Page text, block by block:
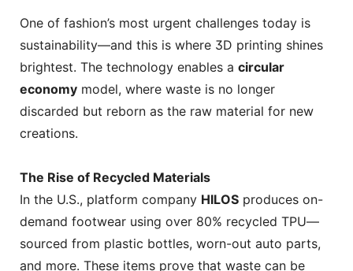
One of fashion’s most urgent challenges today is
sustainability—and this is where 3D printing shines
brightest. The technology enables a circular
economy model, where waste is no longer
discarded but reborn as the raw material for new
creations.
The Rise of Recycled Materials
In the U.S., platform company HILOS produces on-
demand footwear using over 80% recycled TPU—
sourced from plastic bottles, worn-out auto parts,
and more. These items prove that waste can be